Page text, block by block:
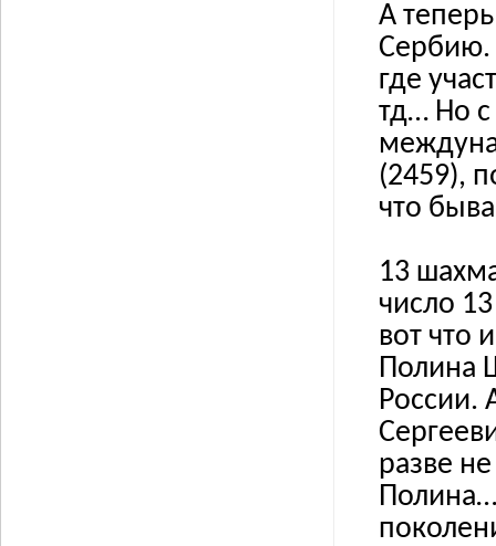
А
Сербию.
где
тд… Но с
(2459),
что
13
число
вот что
Полина
России.
разве